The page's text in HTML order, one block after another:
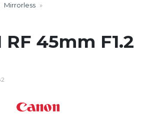
Mirrorless
RF 45mm F1.2